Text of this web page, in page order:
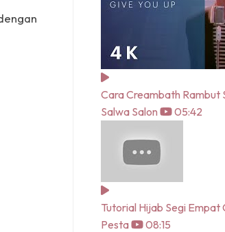
Cara Creambath Rambut
Salwa Salon
05:42
Tutorial Hijab Segi Empat
Pesta
08:15